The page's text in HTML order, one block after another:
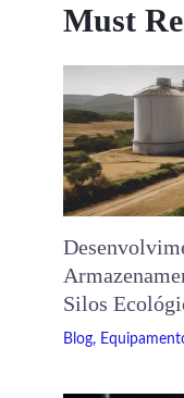
Must
Silos
Blog,